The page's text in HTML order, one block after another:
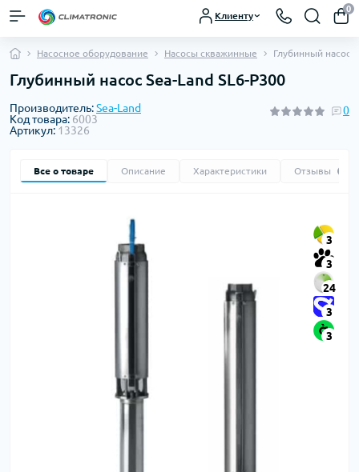
Клиенту
0
Насосное оборудование Насосы скважинные Глубинный насос
Глубинный насос Sea-Land SL6-P300
Производитель:Sea-Land
Код товара: 6003
Артикул: 13326
0
Все о товаре Описание Характеристики Отзывы
3
3
24
3
3